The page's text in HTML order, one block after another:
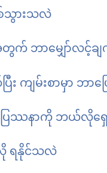
သွားသလဲ
ဘာမျှော်လင့်ခ
ကျမ်းစာမှာ ဘာ
ပြဿနာကို ဘယ်လိုရှ
ရနိုင်သလဲ